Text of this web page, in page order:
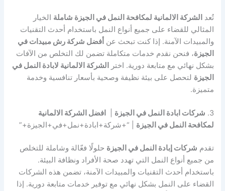
تُعد الشركة الالمانية لمكافحة النمل في الجيزة شاملة الخيار
المثالي للقضاء على جميع أنواع النمل باستخدام أحدث التقنيات
والمبيدات الآمنة. إذا كنت تبحث عن أفضل شركة رش مبيدات في
الجيزة، فنحن نقدم خدمات متكاملة تضمن لك التخلص من الآفات
بشكل نهائي مع متابعة دورية. اختر
الشركة الالمانية لابادة النمل في
الجيزة لتحصل على بيئة نظيفة وصحية بأسعار تنافسية وخدمة
متميزة.
3. شركات ابادة النمل في الجيزة
افضل الشركة الالمانية
لمكافحة النمل في الجيزة | “+شركة+ابادة+نمل+في+الجيزة+”
تقدم شركات إبادة النمل في الجيزة حلولًا فعّالة وشاملة للتخلص
من جميع أنواع النمل التي تهدد صحة الأفراد ونظافة البيئة.
باستخدام أحدث التقنيات والمبيدات الآمنة، تضمن هذه الشركات
القضاء على النمل بشكل نهائي مع توفير خدمات متابعة دورية. إذا